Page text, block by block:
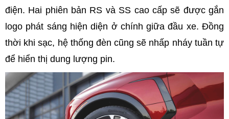
điện. Hai phiên bản RS và SS cao cấp sẽ được gắn
logo phát sáng hiện diện ở chính giữa đầu xe. Đồng
thời khi sạc, hệ thống đèn cũng sẽ nhấp nháy tuần tự
để hiển thị dung lượng pin.